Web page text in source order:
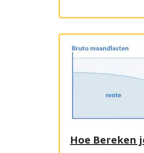
Hoe Bereken